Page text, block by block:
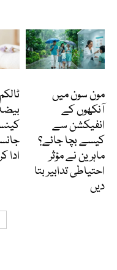
مون سون میں
آنکھوں کے
انفیکشن سے
کیسے بچا جائے؟
ماہرین نے مؤثر
احتیاطی تدابیر بتا
دیں
ادا